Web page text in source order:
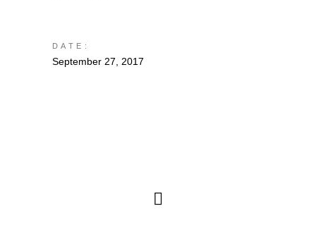
DATE:
September 27, 2017